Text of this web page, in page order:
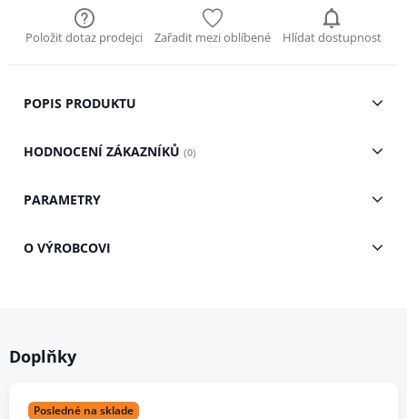
Položit dotaz prodejci Zařadit mezi oblíbené Hlídat dostupnost
POPIS PRODUKTU
HODNOCENÍ ZÁKAZNÍKŮ (0)
PARAMETRY
O VÝROBCOVI
Doplňky
Posledné na sklade